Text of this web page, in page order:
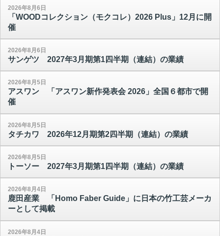
2026年8月6日
「WOODコレクション（モクコレ）2026 Plus」12月に開
催
2026年8月6日
サンゲツ 2027年3月期第1四半期（連結）の業績
2026年8月5日
アスワン 「アスワン新作発表会 2026」全国６都市で開
催
2026年8月5日
タチカワ 2026年12月期第2四半期（連結）の業績
2026年8月5日
トーソー 2027年3月期第1四半期（連結）の業績
2026年8月4日
鹿田産業 「Homo Faber Guide」に日本の竹工芸メーカ
ーとして掲載
2026年8月4日